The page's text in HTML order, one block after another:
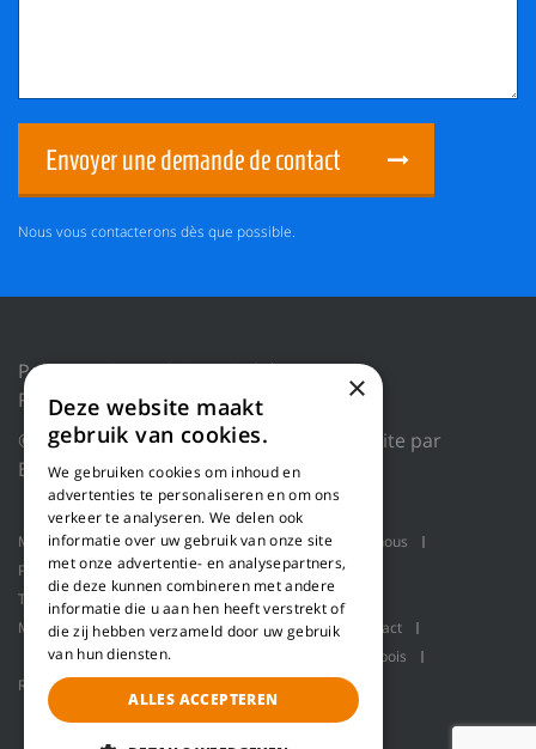
Envoyer une demande de contact
Nous vous contacterons dès que possible.
Politique de confidentialité
Réinitialiser les cookies
© 2018 WILLEMS BALING EQUIPMENT |
Site par
Blue Dragon Digital Technology.
Machines Applications produit
Qui sommes-nous
Projets
Service
Ligne de rabotage
Transport en vrac
Presses à balles
Manutention robotisée
Pallet packaging
Contact
Ligne de raffinage pour la fabrication de fibre de bois
Refiner
×
Deze website maakt
gebruik van cookies.
We gebruiken cookies om inhoud en
advertenties te personaliseren en om ons
verkeer te analyseren. We delen ook
informatie over uw gebruik van onze site
met onze advertentie- en analysepartners,
die deze kunnen combineren met andere
informatie die u aan hen heeft verstrekt of
die zij hebben verzameld door uw gebruik
van hun diensten.
ALLES ACCEPTEREN